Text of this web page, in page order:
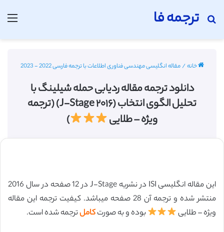
ترجمه فا
جستجو برای
خانه/مقاله انگلیسی مهندسی فناوری اطلاعات با ترجمه فارسی 2022 - 2023
دانلود ترجمه مقاله ردیابی حمله شیلینگ با
تحلیل الگوی انتخاب (J-Stage ۲۰۱۶) (ترجمه
ویژه – طلایی
)
این مقاله انگلیسی ISI در نشریه J-Stage در 12 صفحه در سال 2016
منتشر شده و ترجمه آن 28 صفحه میباشد. کیفیت ترجمه این مقاله
ویژه – طلایی
بوده و به صورتکاملترجمه شده است.